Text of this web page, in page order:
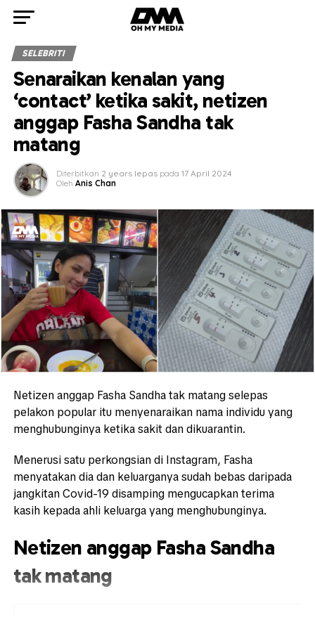
SELEBRITI
Senaraikan kenalan yang
‘contact’ ketika sakit, netizen
anggap Fasha Sandha tak
matang
Diterbitkan 2 years lepas pada 17 April 2024
Oleh Anis Chan
Netizen anggap Fasha Sandha tak matang selepas
pelakon popular itu menyenaraikan nama individu yang
menghubunginya ketika sakit dan dikuarantin.
Menerusi satu perkongsian di Instagram, Fasha
menyatakan dia dan keluarganya sudah bebas daripada
jangkitan Covid-19 disamping mengucapkan terima
kasih kepada ahli keluarga yang menghubunginya.
Netizen anggap Fasha Sandha
tak matang